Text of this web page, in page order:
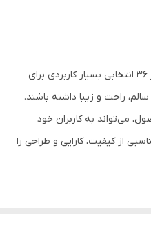
در کل، ماهیتابه دو طرفه دسینی سایز ۳۶ انتخابی بسیار کاربردی برای
راحت و زیبا داشته باشند.
می‌تواند به کاربران خود
از کیفیت، کارایی و طراحی را